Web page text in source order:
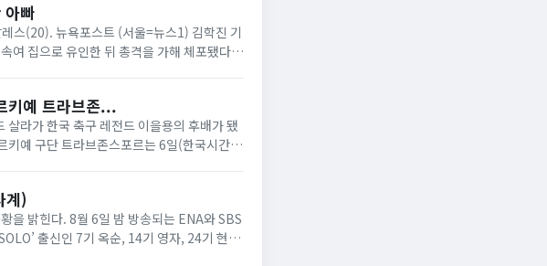
빠
스(20). 뉴욕포스트 (서울=뉴스1) 김학진 기
여 집으로 유인한 뒤 총격을 가해 체포됐다.
키예 트라브존...
라가 한국 축구 레전드 이을용의 후배가 됐
키예 구단 트라브존스포르는 6일(한국시간)
계)
을 밝힌다. 8월 6일 밤 방송되는 ENA와 SBS
출신인 7기 옥순, 14기 영자, 24기 현숙,